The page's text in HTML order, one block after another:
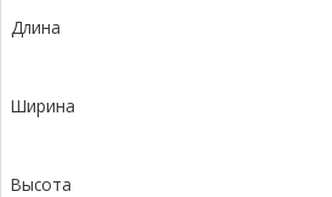
100.16,3
Длина
Ширина
Высота